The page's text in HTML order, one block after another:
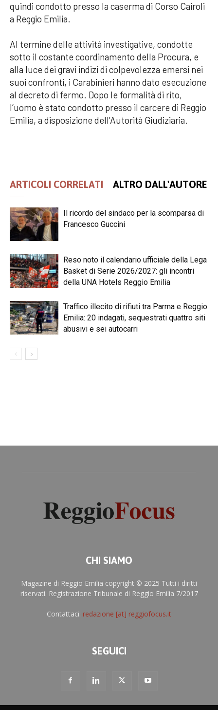
quindi condotto presso la caserma di Corso Cairoli
a Reggio Emilia.
Al termine delle attività investigative, condotte
sotto il costante coordinamento della Procura, e
alla luce dei gravi indizi di colpevolezza emersi nei
suoi confronti, i Carabinieri hanno dato esecuzione
al decreto di fermo. Dopo le formalità di rito,
l’uomo è stato condotto presso il carcere di Reggio
Emilia, a disposizione dell’Autorità Giudiziaria.
ARTICOLI CORRELATI ALTRO DALL'AUTORE
Il ricordo del sindaco per la scomparsa di
Francesco Guccini
Reso noto il calendario ufficiale della Lega
Basket di Serie 2026/2027: gli incontri
della UNA Hotels Reggio Emilia
Traffico illecito di rifiuti tra Parma e Reggio
Emilia: 20 indagati, sequestrati quattro siti
abusivi e sei autocarri
CHI SIAMO
Magazine di Reggio Emilia copyright © 2025 Tutti i diritti
riservati. Registrazione Tribunale di Reggio Emilia 7/2017
Contattaci: redazione [at] reggiofocus.it
SEGUICI